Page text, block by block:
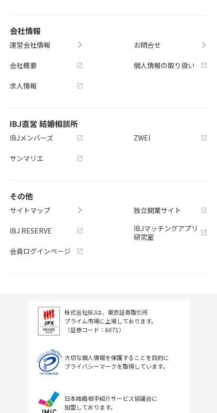
会社情報
運営会社情報
会社概要
求人情報
お問合せ
個人情報の取り扱い
IBJ直営 結婚相談所
IBJメンバーズ
サンマリエ
ZWEI
その他
サイトマップ
IBJ RESERVE
会員ログインページ
独立開業サイト
IBJマッチングアプリ
研究室
株式会社IBJは、東京証券取引所
プライム市場に上場しております。
（証券コード：6071）
大切な個人情報を保護することを目的に
プライバシーマークを取得しています。
日本結婚相手紹介サービス協議会に
加盟しております。